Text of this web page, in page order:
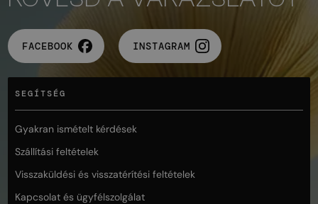
FACEBOOK INSTAGRAM
SEGÍTSÉG
Gyakran ismételt kérdések
Szállítási feltételek
Visszaküldési és visszatérítési feltételek
Kapcsolat és ügyfélszolgálat